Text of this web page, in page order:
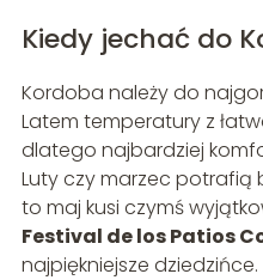
Kiedy jechać do
Kordoba należy do
Latem temperatury z
dlatego najbardziej
Luty czy marzec potrafią
to maj kusi czymś
Festival de los Patios
najpiękniejsze dziedzińce.